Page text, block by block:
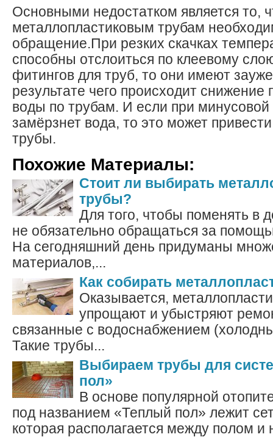
Основными недостатком является то,
металлопластиковым трубам
обращение.При резких скачках
способны отслоиться по клеевому
фитингов для труб, то они имеют
результате чего происходит снижение
воды по трубам. И если при минусовой
замёрзнет вода, то это может
трубы.
Похожие Материалы:
Стоит ли выбирать
трубы?
Для того, чтобы поменять в
не обязательно обращаться за
На сегодняшний день придуманы
материалов,...
Как собирать
Оказывается,
упрощают и убыстряют
связанные с водоснабжением
Такие трубы...
Выбираем трубы для
пол»
В основе популярной
под названием «Теплый пол» лежит
которая располагается между полом